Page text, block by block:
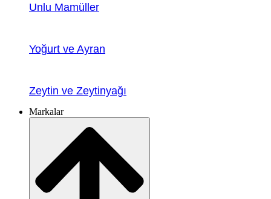
Unlu Mamüller
Yoğurt ve Ayran
Zeytin ve Zeytinyağı
Markalar